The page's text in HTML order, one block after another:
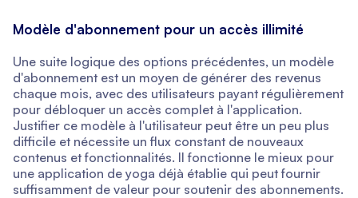
Modèle d'abonnement pour un accès illimité
Une suite logique des options précédentes, un modèle
d'abonnement est un moyen de générer des revenus
chaque mois, avec des utilisateurs payant régulièrement
pour débloquer un accès complet à l'application.
Justifier ce modèle à l'utilisateur peut être un peu plus
difficile et nécessite un flux constant de nouveaux
contenus et fonctionnalités. Il fonctionne le mieux pour
une application de yoga déjà établie qui peut fournir
suffisamment de valeur pour soutenir des abonnements.